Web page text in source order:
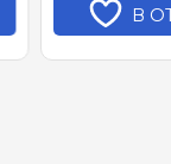
В ОТЛОЖЕННОЕ